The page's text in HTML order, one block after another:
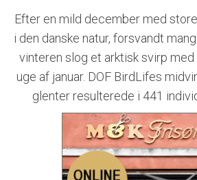
Efter en mild december med
i den danske natur, forsvandt
vinteren slog et arktisk svirp
uge af januar. DOF BirdLifes
glenter resulterede i 441